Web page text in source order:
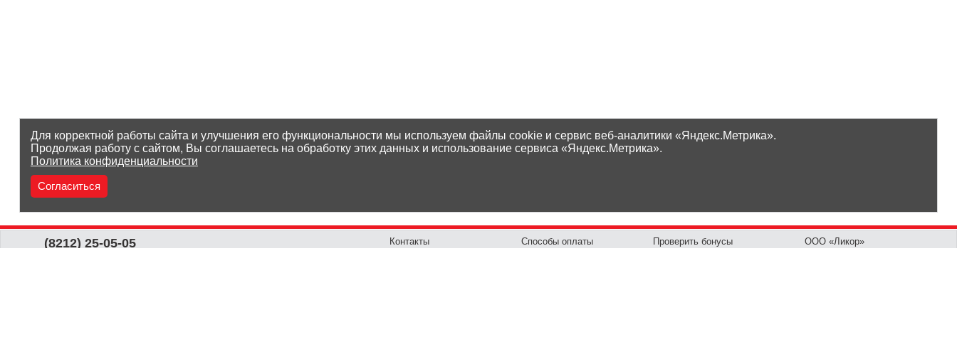
Для корректной работы сайта и улучшения его функциональности мы используем файлы cookie и сервис веб-аналитики «Яндекс.Метрика».
Продолжая работу с сайтом, Вы соглашаетесь на обработку этих данных и использование сервиса «Яндекс.Метрика».
Политика конфиденциальности
Согласиться
(8212) 25-05-05 ООО «Ликор»
Проверить бонусы
Способы оплаты
Контакты